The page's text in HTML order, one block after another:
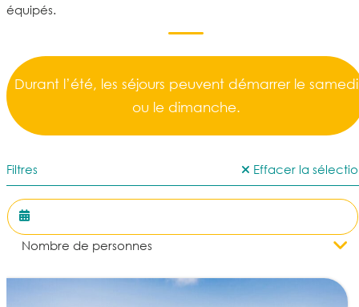
équipés.
Durant l’été, les séjours peuvent démarrer le samedi
ou le dimanche.
Filtres Effacer la
Nombre de personnes